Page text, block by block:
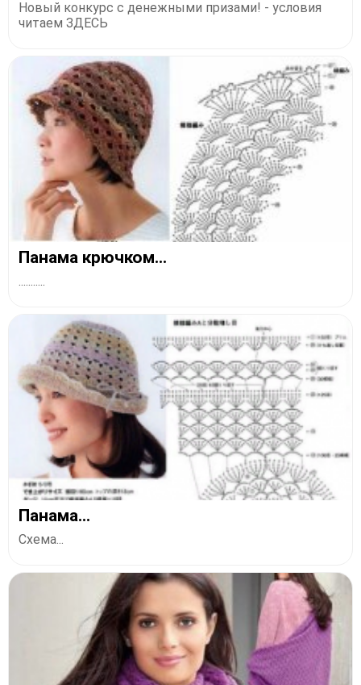
Новый конкурс с денежными призами! - условия
читаем ЗДЕСЬ
Панама крючком...
Панама...
Схема...